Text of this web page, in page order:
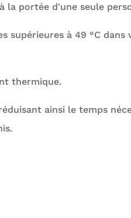
la portée d'une seule
supérieures à 49 °C
thermique.
ainsi le temps